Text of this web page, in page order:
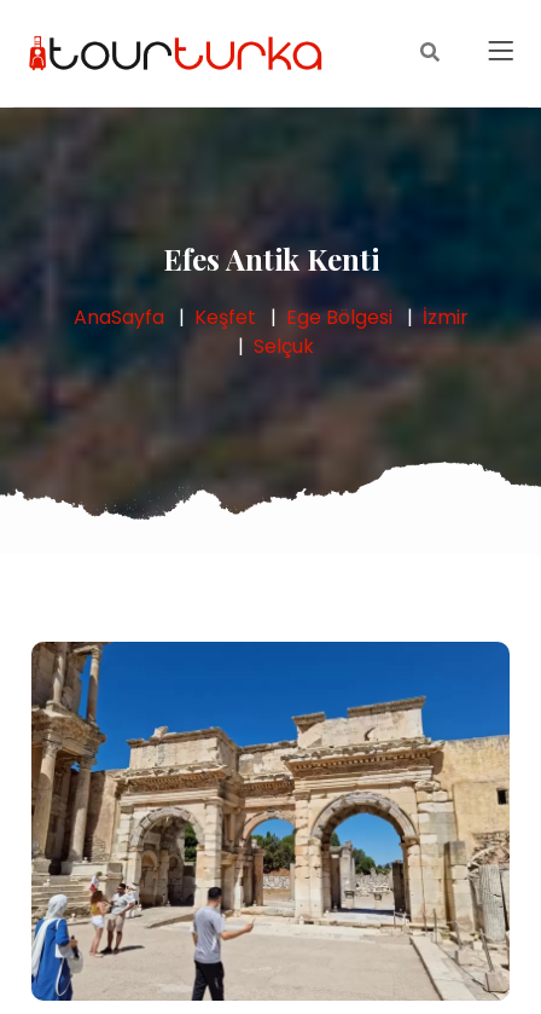
Efes Antik Kenti
AnaSayfa Keşfet Ege Bölgesi
İzmir
Selçuk